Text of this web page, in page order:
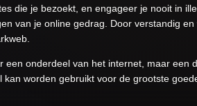
die je bezoekt, en engageer je nooit in
van je online gedrag. Door verstandig
een onderdeel van het internet, maar
kan worden gebruikt voor de grootste